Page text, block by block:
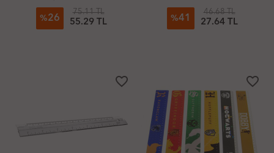
%26
75.11 TL
55.29 TL %41
46.68 TL
27.64 TL
favorite_border favorite_border